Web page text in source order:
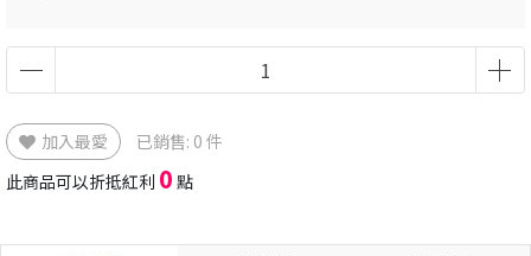
加入最愛
已銷售: 0 件
此商品可以折抵紅利 0 點